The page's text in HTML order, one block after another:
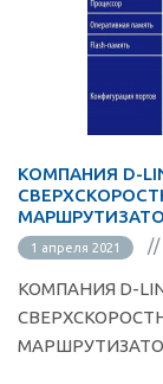
КОМПАНИЯ D-
1 апреля 2021 //
КОМПАНИЯ D-